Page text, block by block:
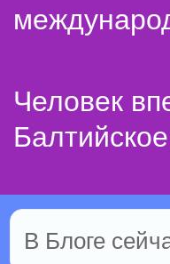
Человек
В Блоге